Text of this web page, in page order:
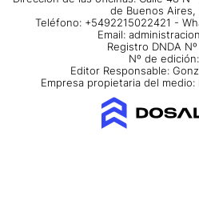
de Buenos
Teléfono: +5492215022421 -
Email:
Registro DNDA
Nº de
Editor Responsable:
Empresa propietaria del medio: